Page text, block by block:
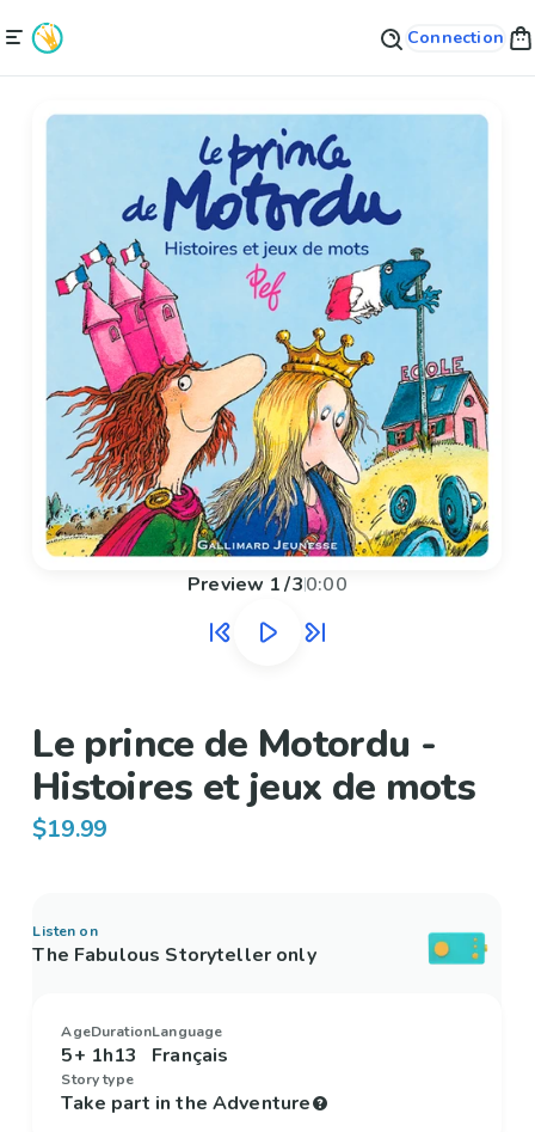
Connection
Preview 1/30:00
Le prince de Motordu -
Histoires et jeux de mots
$19.99
Listen on
The Fabulous Storyteller only
Age
5+
Duration
1h13
Language
Français
Story type
Take part in the Adventure